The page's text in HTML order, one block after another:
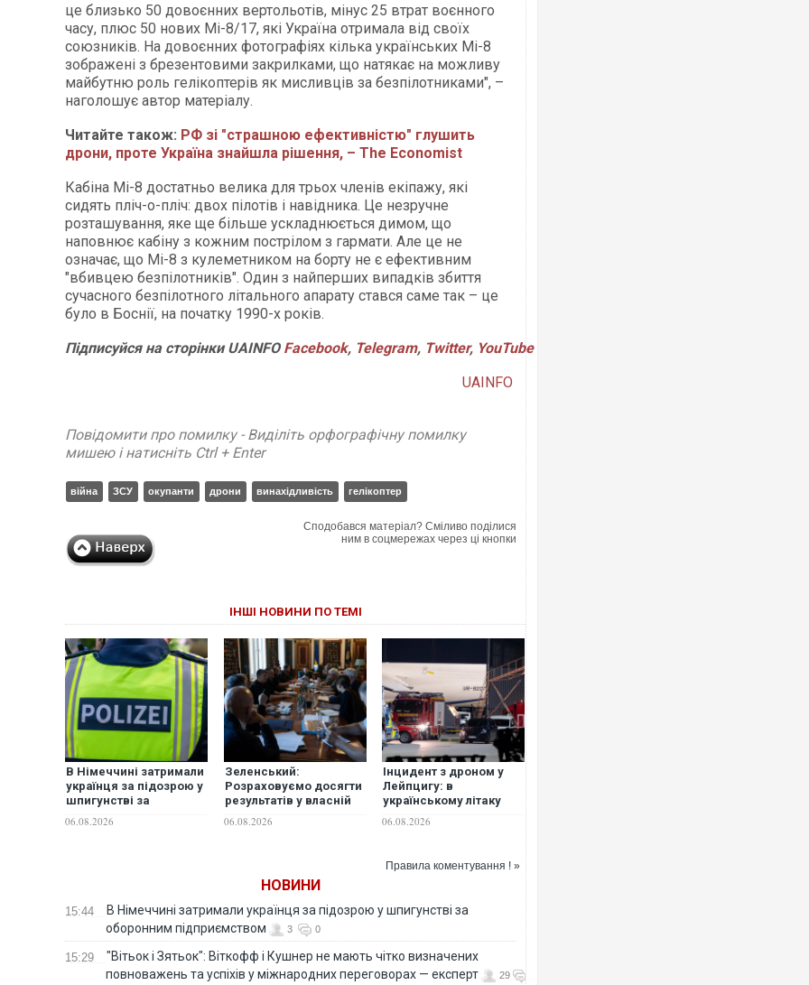
це близько 50 довоєнних вертольотів, мінус 25 втрат воєнного
часу, плюс 50 нових Мі-8/17, які Україна отримала від своїх
союзників. На довоєнних фотографіях кілька українських Мі-8
зображені з брезентовими закрилками, що натякає на можливу
майбутню роль гелікоптерів як мисливців за безпілотниками", –
наголошує автор матеріалу.
Читайте також: РФ зі "страшною ефективністю" глушить
дрони, проте Україна знайшла рішення, – The Economist
Кабіна Мі-8 достатньо велика для трьох членів екіпажу, які
сидять пліч-о-пліч: двох пілотів і навідника. Це незручне
розташування, яке ще більше ускладнюється димом, що
наповнює кабіну з кожним пострілом з гармати. Але це не
означає, що Мі-8 з кулеметником на борту не є ефективним
"вбивцею безпілотників". Один з найперших випадків збиття
сучасного безпілотного літального апарату стався саме так – це
було в Боснії, на початку 1990-х років.
ПідписуйсянасторінкиUAINFO Facebook, Telegram, Twitter, YouTube
UAINFO
Повідомити про помилку - Виділіть орфографічну помилку
мишею і натисніть Ctrl + Enter
війна ЗСУ окупанти дрони винахідливість гелікоптер
Сподобався матеріал? Сміливо поділися
ним в соцмережах через ці кнопки
ІНШІ НОВИНИ ПО ТЕМІ
В Німеччині затримали
українця за підозрою у
шпигунстві за
підприємством
06.08.2026
Зеленський:
Розраховуємо досягти
результатів у власній
антибалістичній
06.08.2026
Інцидент з дроном у
Лейпцигу: в
українському літаку
боєприпаси
06.08.2026
Правила коментування ! »
НОВИНИ
15:44
В Німеччині затримали українця за підозрою у шпигунстві за
оборонним підприємством
3 0
15:29
"Вітьок і Зятьок": Віткофф і Кушнер не мають чітко визначених
повноважень та успіхів у міжнародних переговорах — експерт
29